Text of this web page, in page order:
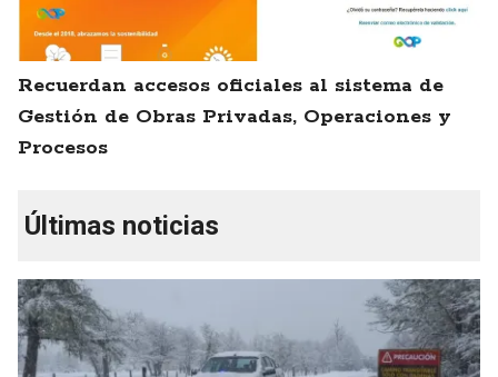
Recuerdan accesos oficiales al sistema de
Gestión de Obras Privadas, Operaciones y
Procesos
Últimas noticias